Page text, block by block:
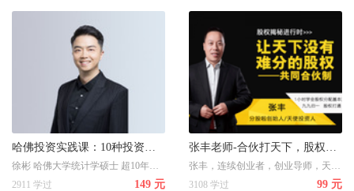
2911 学过
149 元
3108 学过
99 元